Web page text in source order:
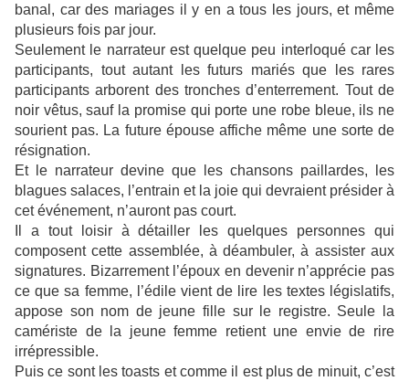
banal, car des mariages il y en a tous les jours, et même
plusieurs fois par jour.
Seulement le narrateur est quelque peu interloqué car les
participants, tout autant les futurs mariés que les rares
participants arborent des tronches d’enterrement. Tout de
noir vêtus, sauf la promise qui porte une robe bleue, ils ne
sourient pas. La future épouse affiche même une sorte de
résignation.
Et le narrateur devine que les chansons paillardes, les
blagues salaces, l’entrain et la joie qui devraient présider à
cet événement, n’auront pas court.
Il a tout loisir à détailler les quelques personnes qui
composent cette assemblée, à déambuler, à assister aux
signatures. Bizarrement l’époux en devenir n’apprécie pas
ce que sa femme, l’édile vient de lire les textes législatifs,
appose son nom de jeune fille sur le registre. Seule la
camériste de la jeune femme retient une envie de rire
irrépressible.
Puis ce sont les toasts et comme il est plus de minuit, c’est